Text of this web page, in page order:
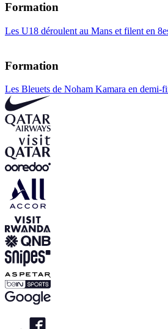
Formation
Les U18 déroulent au Mans et filent en
Formation
Les Bleuets de Noham Kamara en demi-